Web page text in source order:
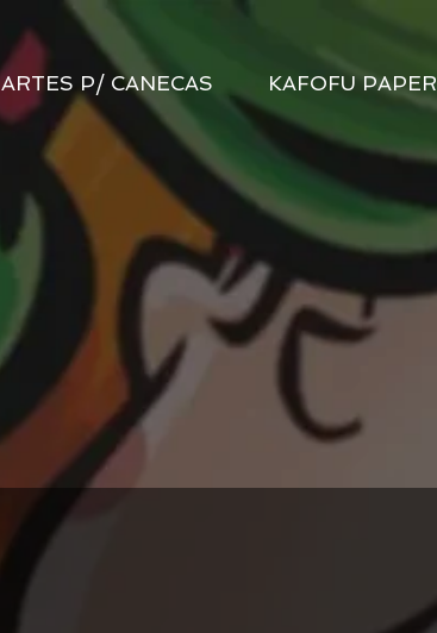
ARTES P/ CANECAS KAFOFU PAPER